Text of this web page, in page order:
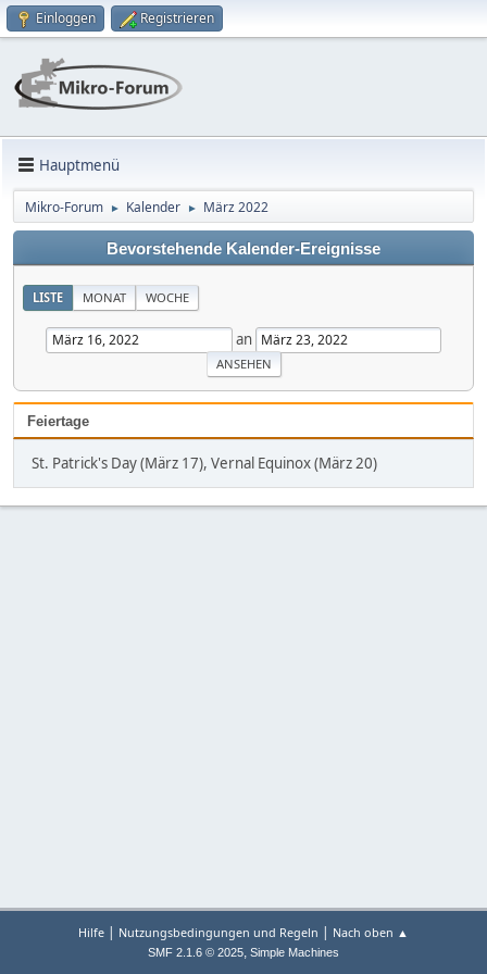
Einloggen Registrieren
Hauptmenü
Mikro-Forum ► Kalender ► März 2022
Bevorstehende Kalender-Ereignisse
LISTE MONAT WOCHE
an
Feiertage
St. Patrick's Day (März 17), Vernal Equinox (März 20)
Hilfe | Nutzungsbedingungen und Regeln | Nach oben ▲
SMF 2.1.6 © 2025, Simple Machines